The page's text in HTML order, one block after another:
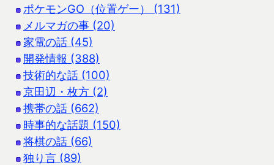
ポケモンGO（位置ゲー） (131)
メルマガの事 (20)
家電の話 (45)
開発情報 (388)
技術的な話 (100)
京田辺・枚方 (2)
携帯の話 (662)
時事的な話題 (150)
将棋の話 (66)
独り言 (89)